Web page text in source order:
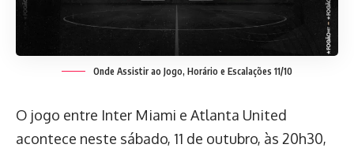
Onde Assistir ao Jogo, Horário e Escalações 11/10
O jogo entre Inter Miami e Atlanta United
acontece neste sábado, 11 de outubro, às 20h30,